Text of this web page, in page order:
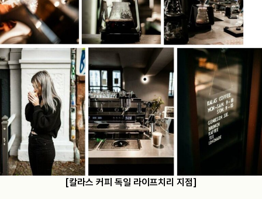
[칼라스 커피 독일 라이프치리 지점]